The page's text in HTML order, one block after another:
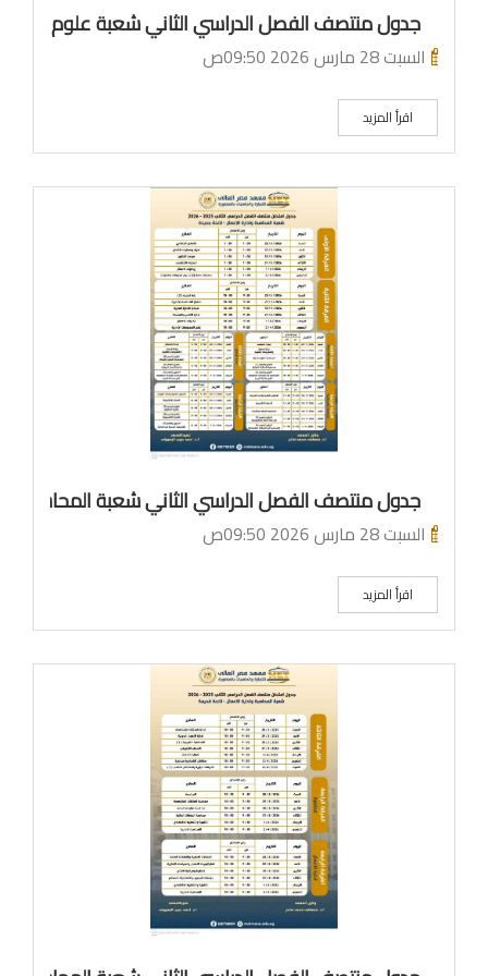
جدول منتصف الفصل الدراسي الثاني شعبة علوم
السبت 28 مارس 2026 09:50ص
اقرأ المزيد
جدول منتصف الفصل الدراسي الثاني شعبة المحاسبة
السبت 28 مارس 2026 09:50ص
اقرأ المزيد